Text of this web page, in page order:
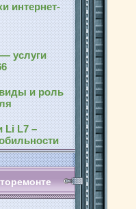
интернет-
услуги
и роль
Li L7 –